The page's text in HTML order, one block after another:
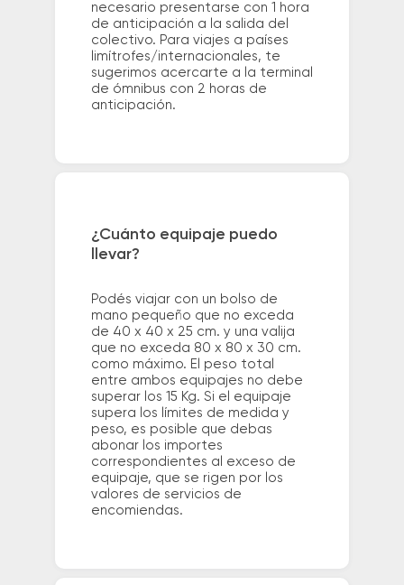
necesario presentarse con 1 hora
de anticipación a la salida del
colectivo. Para viajes a países
limítrofes/internacionales, te
sugerimos acercarte a la terminal
de ómnibus con 2 horas de
anticipación.
¿Cuánto equipaje puedo
llevar?
Podés viajar con un bolso de
mano pequeño que no exceda
de 40 x 40 x 25 cm. y una valija
que no exceda 80 x 80 x 30 cm.
como máximo. El peso total
entre ambos equipajes no debe
superar los 15 Kg. Si el equipaje
supera los límites de medida y
peso, es posible que debas
abonar los importes
correspondientes al exceso de
equipaje, que se rigen por los
valores de servicios de
encomiendas.